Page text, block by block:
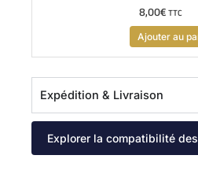
8,00€TTC
Ajouter au
Expédition & Livraison
Explorer la compatibilité